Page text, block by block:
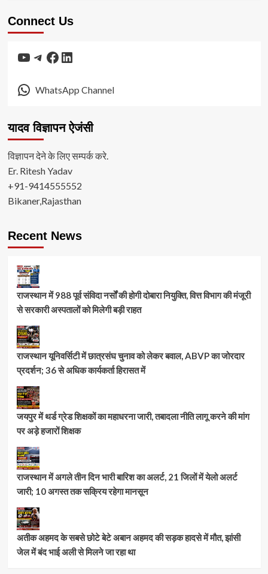
Connect Us
YouTube
Telegram
Facebook
LinkedIn
WhatsApp Channel
यादव विज्ञापन ऐजंसी
विज्ञापन देने के लिए सम्पर्क करे.
Er. Ritesh Yadav
+91-9414555552
Bikaner,Rajasthan
Recent News
राजस्थान में 988 पूर्व संविदा नर्सों की होगी दोबारा नियुक्ति, वित्त विभाग की मंजूरी
से सरकारी अस्पतालों को मिलेगी बड़ी राहत
राजस्थान यूनिवर्सिटी में छात्रसंघ चुनाव को लेकर बवाल, ABVP का जोरदार
प्रदर्शन; 36 से अधिक कार्यकर्ता हिरासत में
जयपुर में थर्ड ग्रेड शिक्षकों का महाधरना जारी, तबादला नीति लागू करने की मांग
पर अड़े हजारों शिक्षक
राजस्थान में अगले तीन दिन भारी बारिश का अलर्ट, 21 जिलों में येलो अलर्ट
जारी; 10 अगस्त तक सक्रिय रहेगा मानसून
अतीक अहमद के सबसे छोटे बेटे अबान अहमद की सड़क हादसे में मौत, झांसी
जेल में बंद भाई अली से मिलने जा रहा था